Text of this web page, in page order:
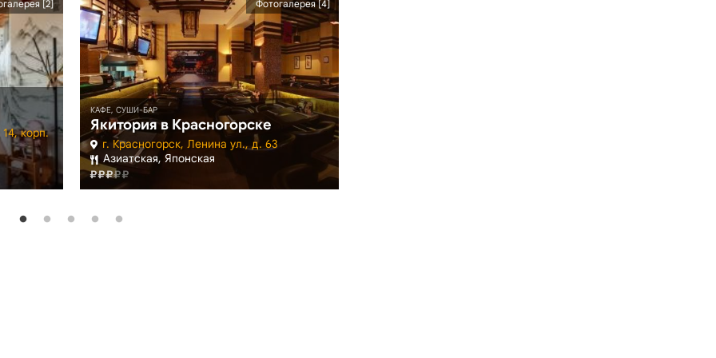
[2]
корп.
Фотогалерея [4]
КАФЕ, СУШИ-БАР
Якитория в Красногорске
г. Красногорск, Ленина ул., д. 63
Азиатская, Японская